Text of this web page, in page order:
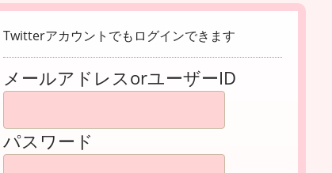
Twitterアカウントでもログインできます
メールアドレスorユーザーID
パスワード